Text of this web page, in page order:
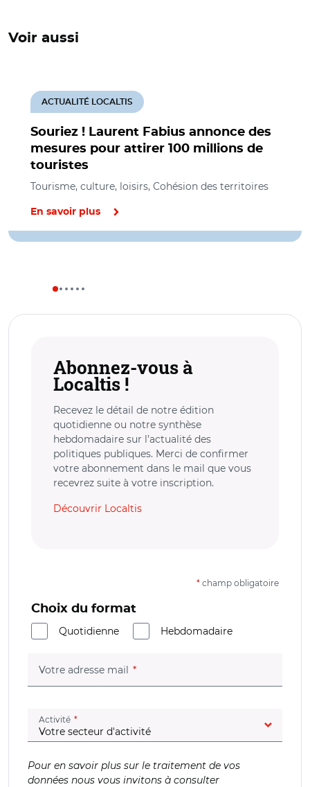
Voir aussi
Souriez ! Laurent Fabius annonce des
mesures pour attirer 100 millions de
touristes
ACTUALITÉ LOCALTIS
Tourisme, culture, loisirs, Cohésion des territoires
En savoir plus
Abonnez-vous à
Localtis !
Recevez le détail de notre édition
quotidienne ou notre synthèse
hebdomadaire sur l’actualité des
politiques publiques. Merci de confirmer
votre abonnement dans le mail que vous
recevrez suite à votre inscription.
Découvrir Localtis
* champ obligatoire
Choix du format
Quotidienne
Hebdomadaire
Votre adresse mail (champ obligatoire)
Activité (champ obligatoire)
Pour en savoir plus sur le traitement de vos
données nous vous invitons à consulter